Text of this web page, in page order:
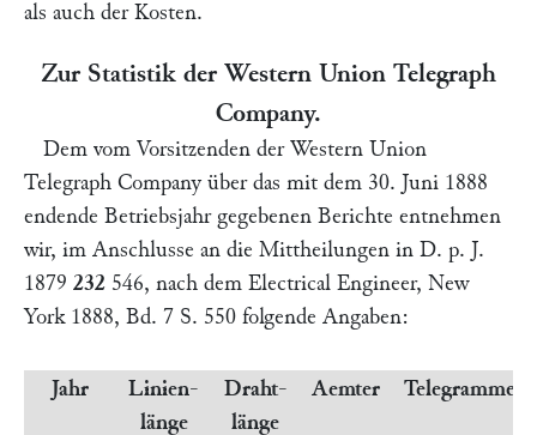
als auch der Kosten.
Zur Statistik der Western Union Telegraph
Company.
Dem vom Vorsitzenden der Western Union
Telegraph Companyüber das mit dem 30. Juni 1888
endende Betriebsjahr gegebenen Berichte entnehmen
wir, im Anschlusse an die Mittheilungen in D. p. J.
1879 232 546, nach dem Electrical Engineer, New
York 1888, Bd. 7 S. 550 folgende Angaben:
Jahr
Linien-
länge
Draht-
länge
Aemter Telegramme